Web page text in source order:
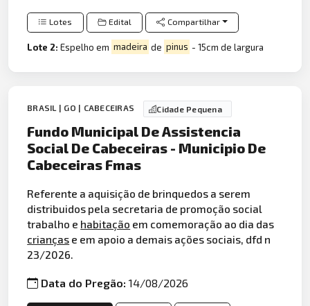
Lotes Edital Compartilhar
Lote 2:Espelho em madeira de pinus - 15cm de largura
BRASIL | GO | CABECEIRAS Cidade Pequena
Fundo Municipal De Assistencia
Social De Cabeceiras - Municipio De
Cabeceiras Fmas
Referente a aquisição de brinquedos a serem
distribuidos pela secretaria de promoção social
trabalho e habitação em comemoração ao dia das
crianças e em apoio a demais ações sociais, dfd n
23/2026.
Data do Pregão:14/08/2026